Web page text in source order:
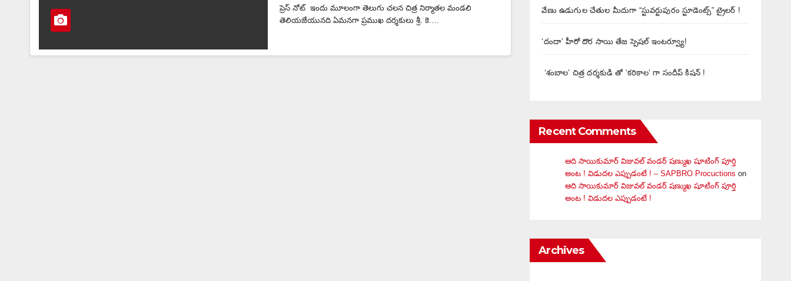
ప్రెస్ నోట్ ఇందు మూలంగా తెలుగు చలన చిత్ర నిర్మాతల మండలి
తెలియజేయునది ఏమనగా ప్రముఖ దర్శకులు శ్రీ. కె.…
వేణు ఉడుగుల చేతుల మీదుగా “స్టువర్టుపురం స్టూడెంట్స్” ట్రైలర్ !
‘దందా’ హీరో దొర సాయి తేజ స్పెషల్ ఇంటర్వ్యూ!
‘శంబాల’ చిత్ర దర్శకుడి తో ‘కరికాల’ గా సందీప్ కిషన్ !
Recent Comments
ఆది సాయికుమార్ విజువ‌ల్ వండ‌ర్ ష‌ణ్ముఖ షూటింగ్ పూర్తి
అంట ! విడుదల ఎప్పుడంటే ! – SAPBRO Procuctions on
ఆది సాయికుమార్ విజువ‌ల్ వండ‌ర్ ష‌ణ్ముఖ షూటింగ్ పూర్తి
అంట ! విడుదల ఎప్పుడంటే !
Archives